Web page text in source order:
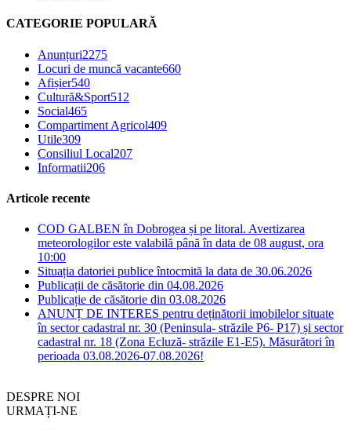
CATEGORIE POPULARĂ
Anunțuri2275
Locuri de muncă vacante660
Afișier540
Cultură&Sport512
Social465
Compartiment Agricol409
Utile309
Consiliul Local207
Informatii206
Articole recente
COD GALBEN în Dobrogea și pe litoral. Avertizarea
meteorologilor este valabilă până în data de 08 august, ora
10:00
Situația datoriei publice întocmită la data de 30.06.2026
Publicații de căsătorie din 04.08.2026
Publicație de căsătorie din 03.08.2026
ANUNȚ DE INTERES pentru deținătorii imobilelor situate
în sector cadastral nr. 30 (Peninsula- străzile P6- P17) și sector
cadastral nr. 18 (Zona Ecluză- străzile E1-E5). Măsurători în
perioada 03.08.2026-07.08.2026!
DESPRE NOI
URMAȚI-NE